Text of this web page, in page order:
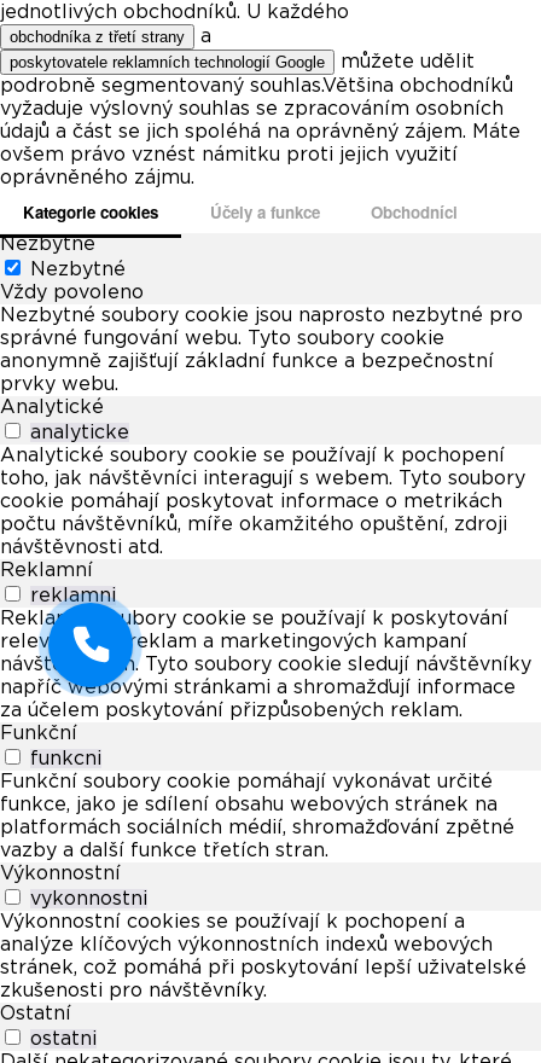
jednotlivých obchodníků. U každého
obchodníka z třetí strany a
poskytovatele reklamních technologií Google
můžete udělit
podrobně segmentovaný souhlas.Většina obchodníků
vyžaduje výslovný souhlas se zpracováním osobních
údajů a část se jich spoléhá na oprávněný zájem. Máte
ovšem právo vznést námitku proti jejich využití
oprávněného zájmu.
Kategorie cookies Účely a funkce Obchodníci
Nezbytné
Nezbytné
Vždy povoleno
Nezbytné soubory cookie jsou naprosto nezbytné pro
správné fungování webu. Tyto soubory cookie
anonymně zajišťují základní funkce a bezpečnostní
prvky webu.
Analytické
analyticke
Analytické soubory cookie se používají k pochopení
toho, jak návštěvníci interagují s webem. Tyto soubory
cookie pomáhají poskytovat informace o metrikách
počtu návštěvníků, míře okamžitého opuštění, zdroji
návštěvnosti atd.
Reklamní
reklamni
Reklamní soubory cookie se používají k poskytování
relevantních reklam a marketingových kampaní
návštěvníkům. Tyto soubory cookie sledují návštěvníky
napříč webovými stránkami a shromažďují informace
za účelem poskytování přizpůsobených reklam.
Funkční
funkcni
Funkční soubory cookie pomáhají vykonávat určité
funkce, jako je sdílení obsahu webových stránek na
platformách sociálních médií, shromažďování zpětné
vazby a další funkce třetích stran.
Výkonnostní
vykonnostni
Výkonnostní cookies se používají k pochopení a
analýze klíčových výkonnostních indexů webových
stránek, což pomáhá při poskytování lepší uživatelské
zkušenosti pro návštěvníky.
Ostatní
ostatni